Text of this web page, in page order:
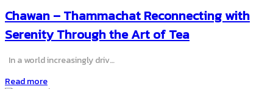
Chawan – Thammachat Reconnecting with
Serenity Through the Art of Tea
In a world increasingly driv…
Read more